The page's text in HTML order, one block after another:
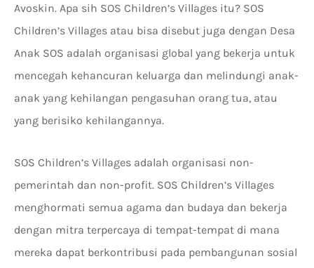
Avoskin. Apa sih SOS Children’s Villages itu? SOS
Children’s Villages atau bisa disebut juga dengan Desa
Anak SOS adalah organisasi global yang bekerja untuk
mencegah kehancuran keluarga dan melindungi anak-
anak yang kehilangan pengasuhan orang tua, atau
yang berisiko kehilangannya.
SOS Children’s Villages adalah organisasi non-
pemerintah dan non-profit. SOS Children’s Villages
menghormati semua agama dan budaya dan bekerja
dengan mitra terpercaya di tempat-tempat di mana
mereka dapat berkontribusi pada pembangunan sosial